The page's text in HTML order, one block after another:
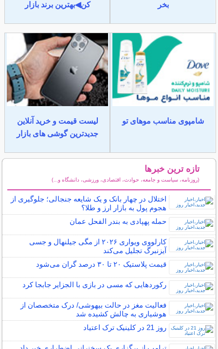
بخر
کن◀بهترین برند بازار
شامپوی مناسب موهای تو
لیست قیمت و خرید آنلاین
جدیدترین گوشی های بازار
تازه ترین خبرها
(روزنامه، سیاست و جامعه، حوادث، اقتصادی، ورزشی، دانشگاه و...)
اختلال در چهار بانک و یک شایعه جنجالی؛ جلوگیری از
هجوم پول به بازار ارز و طلا؟
حمله پهپادی به بندر الفحل عمان
کارلووی ویواری ۲۰۲۶ از مگی جیلنهال و جسی
آیزنبرگ تجلیل می‌کند
قیمت پلاستیک ۲۰ تا ۳۰ درصد گران می‌شود
رکوردهایی که مسی در بازی با الجزایر جابجا کرد
فعالیت مغز در حالت بیهوشی/ درک متخصصان از
هوشیاری به چالش کشیده شد
روز 21 در کلینیک ترک اعتیاد